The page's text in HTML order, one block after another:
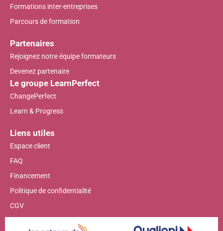
Formations inter-entreprises
Parcours de formation
Partenaires
Rejoignez notre équipe formateurs
Devenez partenaire
Le groupe LearnPerfect
ChangePerfect
Learn & Progress
Liens utiles
Espace client
FAQ
Financement
Politique de confidentialité
CGV